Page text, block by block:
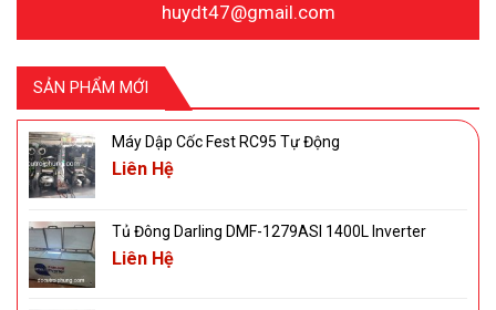
huydt47@gmail.com
SẢN PHẨM MỚI
Máy Dập Cốc Fest RC95 Tự Động
Liên Hệ
Tủ Đông Darling DMF-1279ASI 1400L Inverter
Liên Hệ